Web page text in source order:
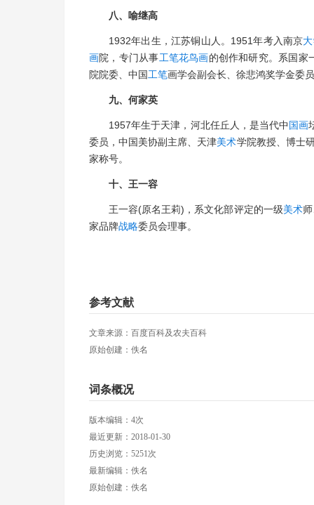
八、喻继高
1932年出生，江苏铜山人。1951年考入南京
画院，专门从事工笔花鸟画的创作和研究。系国家
院院委、中国工笔画学会副会长、徐悲鸿奖学金委
九、何家英
1957年生于天津，河北任丘人，是当代中国画
委员，中国美协副主席、天津美术学院教授、博士
家称号。
十、王一容
王一容(原名王莉)，系文化部评定的一级美术
家品牌战略委员会理事。
参考文献
文章来源：百度百科及农夫百科
原始创建：佚名
词条概况
版本编辑：4次
最近更新：2018-01-30
历史浏览：5251次
最新编辑：佚名
原始创建：佚名